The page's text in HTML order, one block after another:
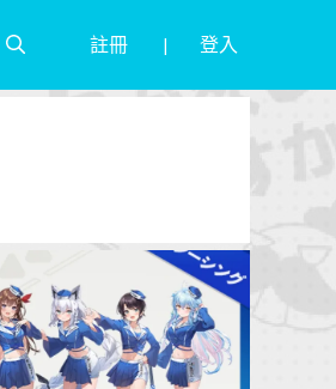
註冊 登入